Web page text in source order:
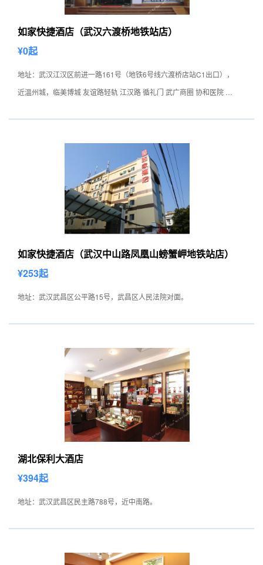
如家快捷酒店（武汉六渡桥地铁站店）
¥0起
地址：武汉江汉区前进一路161号（地铁6号线六渡桥店站C1出口），
近温州城，临美博城 友谊路轻轨 江汉路 循礼门 武广商圈 协和医院 亚
如家快捷酒店（武汉中山路凤凰山螃蟹岬地铁站店）
¥253起
地址：武汉武昌区公平路15号，武昌区人民法院对面。
湖北保利大酒店
¥394起
地址：武汉武昌区民主路788号，近中南路。